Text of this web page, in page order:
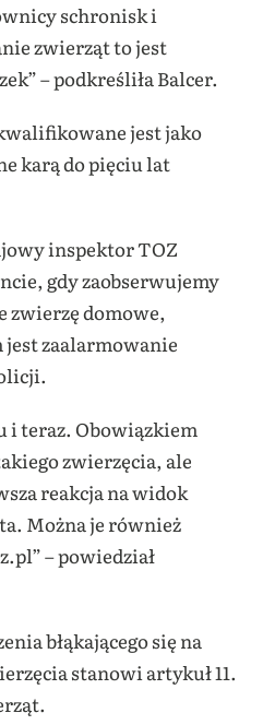
schronisk i
zwierząt to jest
– podkreśliła Balcer.
jest jako
karą do pięciu lat
inspektor TOZ
gdy zaobserwujemy
zwierzę domowe,
zaalarmowanie
i teraz. Obowiązkiem
zwierzęcia, ale
reakcja na widok
Można je również
– powiedział
błąkającego się na
stanowi artykuł 11.